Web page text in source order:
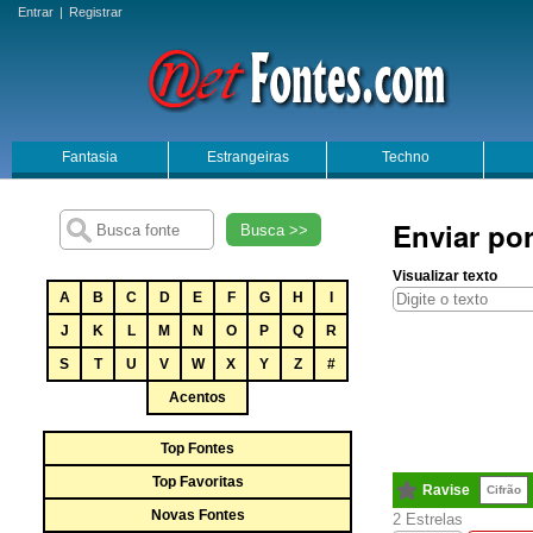
Entrar | Registrar
Fantasia Estrangeiras Techno
Busca >>
A B C D E F G H
J
K L M N O P Q
R
S
T U V W X Y Z
#
Acentos
Top Fontes
Top Favoritas
Novas Fontes
Enviar
Visualizar texto
Ravise Cifrão
2